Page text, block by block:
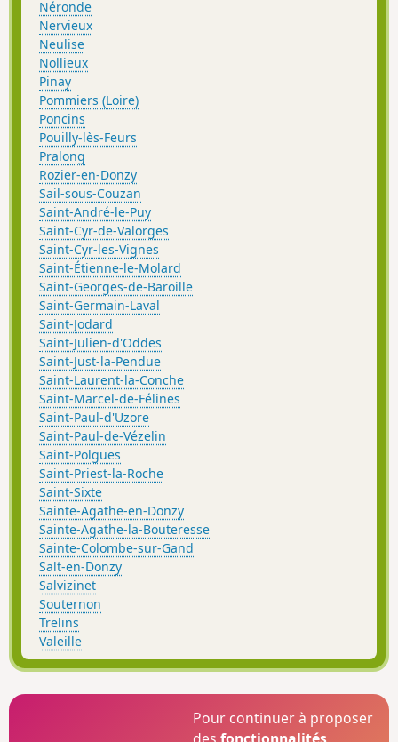
Néronde
Nervieux
Neulise
Nollieux
Pinay
Pommiers (Loire)
Poncins
Pouilly-lès-Feurs
Pralong
Rozier-en-Donzy
Sail-sous-Couzan
Saint-André-le-Puy
Saint-Cyr-de-Valorges
Saint-Cyr-les-Vignes
Saint-Étienne-le-Molard
Saint-Georges-de-Baroille
Saint-Germain-Laval
Saint-Jodard
Saint-Julien-d'Oddes
Saint-Just-la-Pendue
Saint-Laurent-la-Conche
Saint-Marcel-de-Félines
Saint-Paul-d'Uzore
Saint-Paul-de-Vézelin
Saint-Polgues
Saint-Priest-la-Roche
Saint-Sixte
Sainte-Agathe-en-Donzy
Sainte-Agathe-la-Bouteresse
Sainte-Colombe-sur-Gand
Salt-en-Donzy
Salvizinet
Souternon
Trelins
Valeille
Pour continuer à proposer